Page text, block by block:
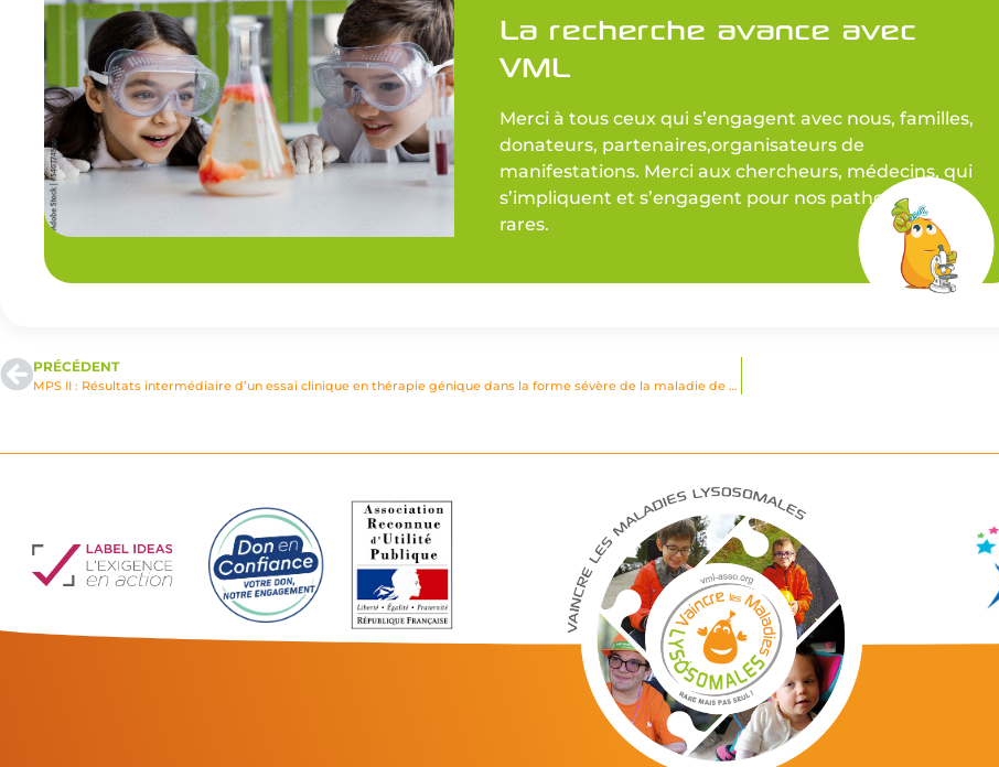
La recherche avance avec
VML
Merci à tous ceux qui s’engagent avec nous, familles,
donateurs, partenaires,organisateurs de
manifestations. Merci aux chercheurs, médecins, qui
s’impliquent et s’engagent pour nos pathologies
rares.
PRÉCÉDENT
MPS II : Résultats intermédiaire d’un essai clinique en thérapie génique dans la forme sévère de la maladie de Hunter